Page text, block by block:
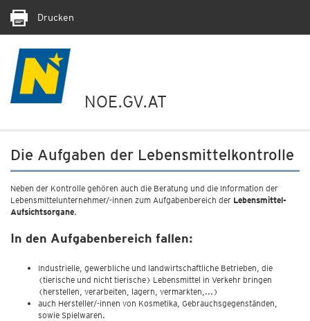
Drucken
NOE.GV.AT
Die Aufgaben der Lebensmittelkontrolle
Neben der Kontrolle gehören auch die Beratung und die Information der
Lebensmittelunternehmer/-innen zum Aufgabenbereich der Lebensmittel-
Aufsichtsorgane.
In den Aufgabenbereich fallen:
Industrielle, gewerbliche und landwirtschaftliche Betrieben, die
(tierische und nicht tierische) Lebensmittel in Verkehr bringen
(herstellen, verarbeiten, lagern, vermarkten,...)
auch Hersteller/-innen von Kosmetika, Gebrauchsgegenständen,
sowie Spielwaren.